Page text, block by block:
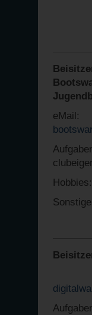
eMail: